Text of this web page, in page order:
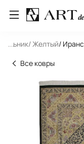
... / Желтый/
Все ковры